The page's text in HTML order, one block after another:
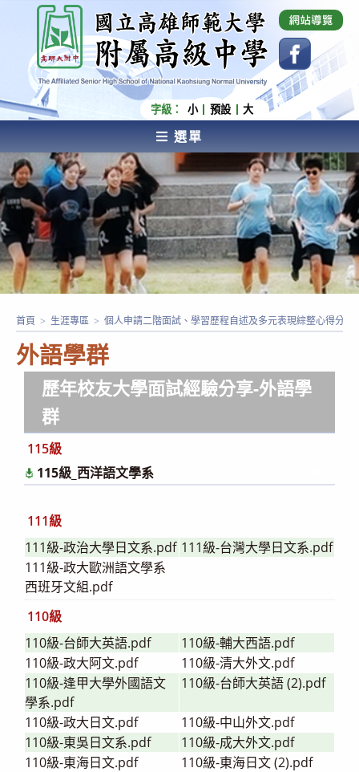
內
容
國立高雄師範大學附屬高級中學 Affiliated Senior
High School of National Kaohsiung Normal
University
字級： 小 預設 大
選單
AFFILIATED SENIOR HIGH SCHOOL OF NATIONAL
KAOHSIUNG NORMAL UNIVERSITY
外語學群
首頁 > 生涯專區 > 個人申請二階面試、學習歷程自述及多元表現綜整心得分享
歷年校友大學面試經驗分享-外語學
群
115級
115級_西洋語文學系
111級
111級-政治大學日文系.pdf 111級-台灣大學日文系.pdf
111級-政大歐洲語文學系
西班牙文組.pdf
110級
110級-台師大英語.pdf
110級-輔大西語.pdf
110級-政大阿文.pdf
110級-清大外文.pdf
110級-逢甲大學外國語文
學系.pdf
110級-台師大英語 (2).pdf
110級-政大日文.pdf
110級-中山外文.pdf
110級-東吳日文系.pdf
110級-成大外文.pdf
110級-東海日文.pdf
110級-東海日文 (2).pdf